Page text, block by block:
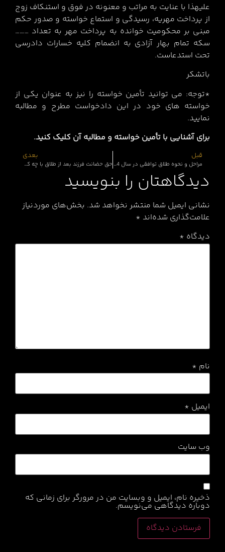
علیهذا با عنایت به مراتب و معنونه در فوق و استنکاف زوج
از پرداخت مهریه، رسیدگی و استماع خواسته و صدور حکم
مبنی بر محکومیت خوانده به پرداخت مهر به تعداد ………
سکه تمام بهار آزادی به انضمام کلیه خسارات دادرسی
تحت استدعاست.
باتشکر
*توجه: می توانید تأمین خواسته را نیز به عنوان یکی از
خواسته های خود در این دادخواست مطرح و مطالبه
نمایید.
برای آشنایی با تأمین خواسته و مطالبه آن کلیک کنید.
قبل
مراحل و نحوه طلاق توافقی در سال 1404
بعدی
حق حضانت فرزند بعد از طلاق با چه کسی است؟
دیدگاهتان را بنویسید
نشانی ایمیل شما منتشر نخواهد شد. بخش‌های موردنیاز
علامت‌گذاری شده‌اند *
دیدگاه *
نام *
ایمیل *
وب‌ سایت
ذخیره نام، ایمیل و وبسایت من در مرورگر برای زمانی که
دوباره دیدگاهی می‌نویسم.